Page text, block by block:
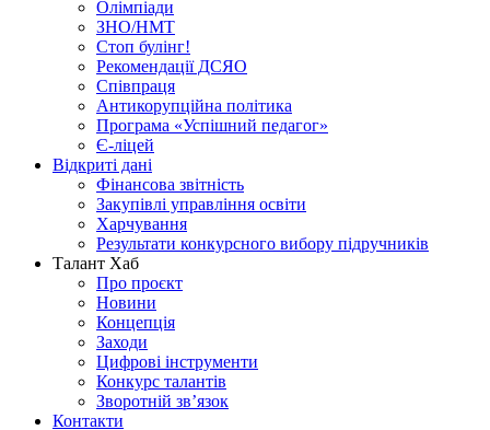
Олімпіади
ЗНО/НМТ
Стоп булінг!
Рекомендації ДСЯО
Співпраця
Антикорупційна політика
Програма «Успішний педагог»
Є-ліцей
Відкриті дані
Фінансова звітність
Закупівлі управління освіти
Харчування
Результати конкурсного вибору підручників
Талант Хаб
Про проєкт
Новини
Концепція
Заходи
Цифрові інструменти
Конкурс талантів
Зворотній зв’язок
Контакти